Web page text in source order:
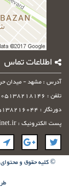
اطلاعات تماس
آدرس : مشهد - میدان حر -
تلفن : 05138218146
دورنگار : 05138216044
پست الکترونیک : info@gsinet.ir
© کلیه حقوق و